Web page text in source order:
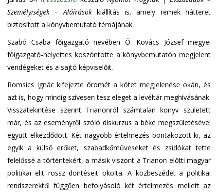
l
)
Személyiségek – Aláírásokkiállítás is, amely remek hátteret
biztosított a könyvbemutató témájának.
Szabó Csaba főigazgató nevében Ö. Kovács József megyei
főigazgató-helyettes köszöntötte a könyvbemutatón megjelent
vendégeket és a sajtó képviselőit.
Romsics Ignác kifejezte örömét a kötet megjelenése okán, és
azt is, hogy mindig szívesen tesz eleget a levéltár meghívásának.
Visszatekintése szerint Trianonról számtalan könyv született
már, és az eseményről szóló diskurzus a béke megszületésével
együtt elkezdődött. Két nagyobb értelmezés bontakozott ki, az
egyik a külső erőket, szabadkőműveseket és zsidókat tette
felelőssé a történtekért, a másik viszont a Trianon előtti magyar
politikai elit rossz döntéseit okolta. A közbeszédet a politikai
rendszerektől függően befolyásoló két értelmezés mellett az